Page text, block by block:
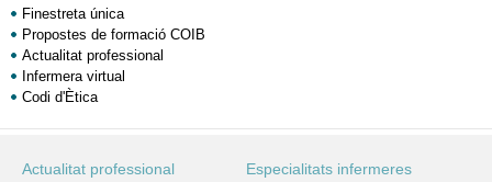
Finestreta única
Propostes de formació COIB
Actualitat professional
Infermera virtual
Codi d'Ètica
Actualitat professional Especialitats infermeres